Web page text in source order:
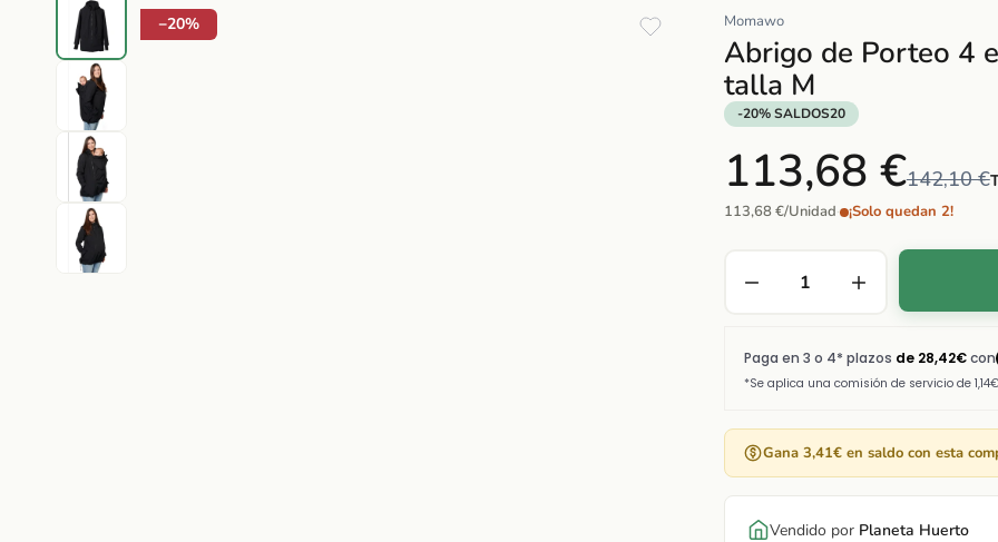
a la
información
elemento
−20% Momawo
Abrigo de Porteo 4
talla M
-20% SALDOS20
113,68 €142,10 €
113,68 €/Unidad· ¡Solo quedan 2!
Gana 3,41€ en saldo con esta
Vendido por Planeta Huerto